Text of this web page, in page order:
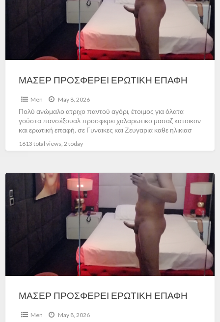
ΜΑΣΕΡ ΠΡΟΣΦΕΡΕΙ ΕΡΩΤΙΚΗ ΕΠΑΦΗ
Men May 8, 2026
Πολύ ανώμαλο ατριχο παντού αγόρι, έτοιμος για όλατα
γούστα πανσέξουαλ προσφερει χαλαρωτικο μασαζ κατοικον
και ερωτική επαφή, σε Γυναικες και Ζευγαρια καθε ηλικιασ
1613 total views, 2 today
ΜΑΣΕΡ ΠΡΟΣΦΕΡΕΙ ΕΡΩΤΙΚΗ ΕΠΑΦΗ
Men May 8, 2026